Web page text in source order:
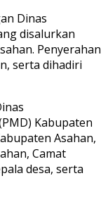
Dinas
disalurkan
Penyerahan
serta dihadiri
Kabupaten
Asahan,
Camat
desa, serta